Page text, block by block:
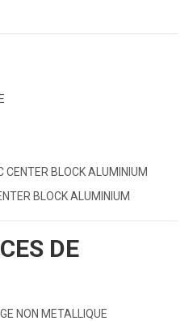
CENTER BLOCK ALUMINIUM
BLOCK ALUMINIUM
DE
NON METALLIQUE